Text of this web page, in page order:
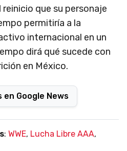
reinicio que su personaje
permitiría a la
internacional en un
dirá qué sucede con
en México.
en Google News
: WWE, Lucha Libre AAA,